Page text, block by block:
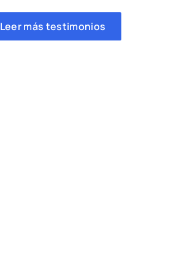
Leer más testimonios